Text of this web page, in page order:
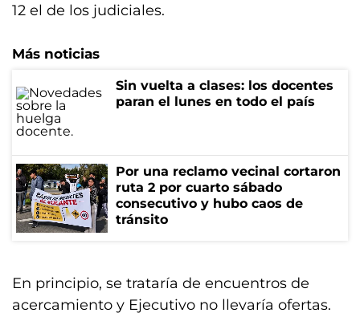
12 el de los judiciales.
Más noticias
Sin vuelta a clases: los docentes
paran el lunes en todo el país
Por una reclamo vecinal cortaron
ruta 2 por cuarto sábado
consecutivo y hubo caos de
tránsito
En principio, se trataría de encuentros de
acercamiento y Ejecutivo no llevaría ofertas.